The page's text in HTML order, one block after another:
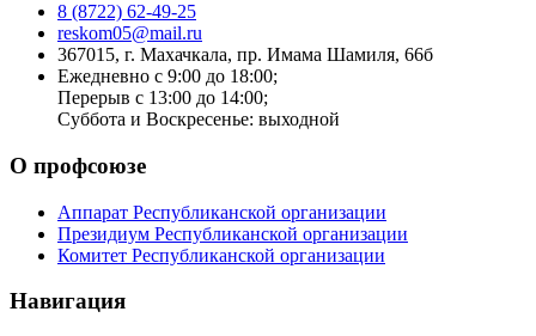
8 (8722) 62-49-25
reskom05@mail.ru
367015, г. Махачкала, пр. Имама Шамиля, 66б
Ежедневно с 9:00 до 18:00;
Перерыв с 13:00 до 14:00;
Суббота и Воскресенье: выходной
О профсоюзе
Аппарат Республиканской организации
Президиум Республиканской организации
Комитет Республиканской организации
Навигация